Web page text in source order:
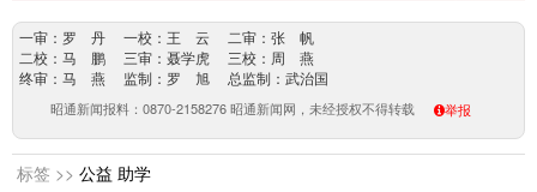
一审：罗 丹 一校：王 云 二审：张 帆
二校：马 鹏 三审：聂学虎 三校：周 燕
终审：马 燕 监制：罗 旭 总监制：武治国
昭通新闻报料：0870-2158276 昭通新闻网，未经授权不得转载 举报
标签 >> 公益 助学